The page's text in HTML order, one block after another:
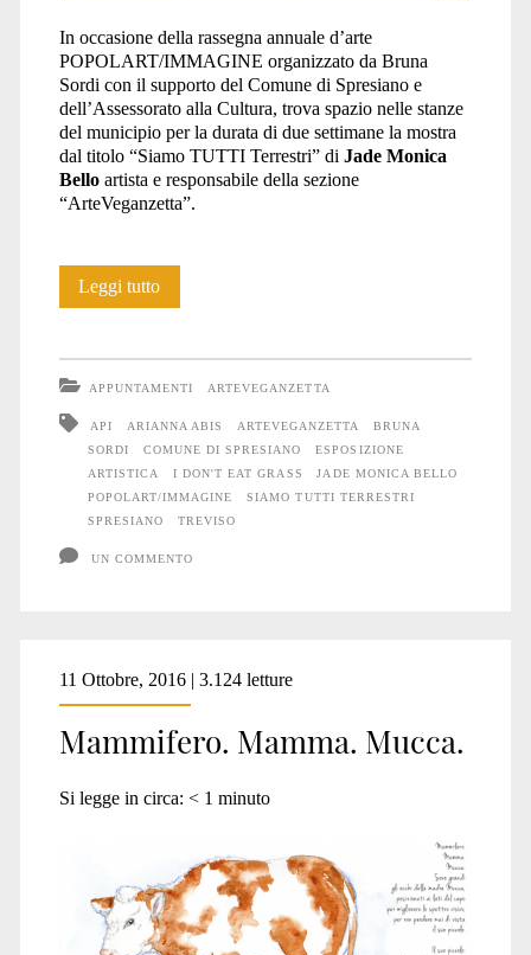
In occasione della rassegna annuale d’arte
POPOLART/IMMAGINE organizzato da Bruna
Sordi con il supporto del Comune di Spresiano e
dell’Assessorato alla Cultura, trova spazio nelle stanze
del municipio per la durata di due settimane la mostra
dal titolo “Siamo TUTTI Terrestri” di Jade Monica
Belloartista e responsabile della sezione
“ArteVeganzetta”.
Leggi tuttoSiamo
mostra
APPUNTAMENTI ARTEVEGANZETTA
API ARIANNA ABIS ARTEVEGANZETTA
BRUNA
SORDI
COMUNE DI SPRESIANO
ESPOSIZIONE
ARTISTICA
I DON'T EAT GRASS
JADE MONICA BELLO
POPOLART/IMMAGINE
SIAMO TUTTI TERRESTRI
SPRESIANO
TREVISO
UN COMMENTO
11 Ottobre, 2016 | 3.124 letture
Mammifero. Mamma. Mucca.
Si legge in circa: < 1 minuto